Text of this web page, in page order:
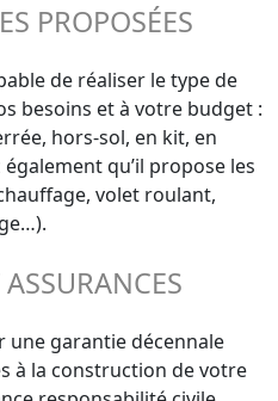
PROPOSÉES
de réaliser le type de
besoins et à votre budget :
hors-sol, en kit, en
qu’il propose les
volet roulant,
garantie décennale
à la construction de votre